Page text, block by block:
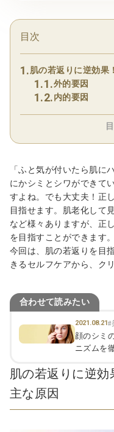
目次
肌の若返りに逆効果
外的要因
内的要因
「ふと気が付いたら肌に
にかシミとシワができて
すよね。でも大丈夫！正
目指せます。肌老化して
など様々ありますが、正
を目指すことができます。
今回は、肌の若返りを目
きるセルフケアから、ク
合わせて読みたい
2021.08.21#
顔のシミ
ニズムを
肌の若返りに逆効
主な原因